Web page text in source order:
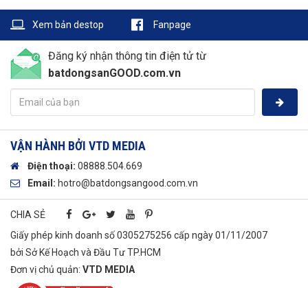
Xem bản destop Fanpage
Đăng ký nhận thông tin điện tử từ
batdongsanGOOD.com.vn
VẬN HÀNH BỞI VTD MEDIA
Điện thoại: 08888.504.669
Email: hotro@batdongsangood.com.vn
CHIA SẺ
Giấy phép kinh doanh số 0305275256 cấp ngày 01/11/2007
bởi Sở Kế Hoạch và Đầu Tư TP.HCM
Đơn vị chủ quản: VTD​ MEDIA